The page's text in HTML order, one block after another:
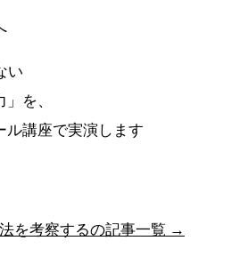
い
を、
ル講座で実演します
を考察するの記事一覧 →